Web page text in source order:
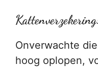
Onverwachte
hoog oplopen,